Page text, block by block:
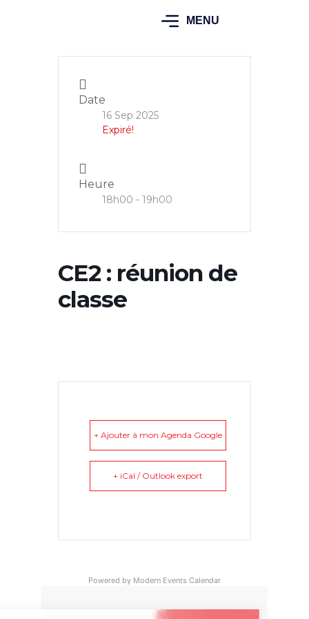
MENU
Date
16 Sep 2025
Expiré!
Heure
18h00 - 19h00
CE2 : réunion de
classe
+ Ajouter à mon Agenda Google
+ iCal / Outlook export
Powered by Modern Events Calendar